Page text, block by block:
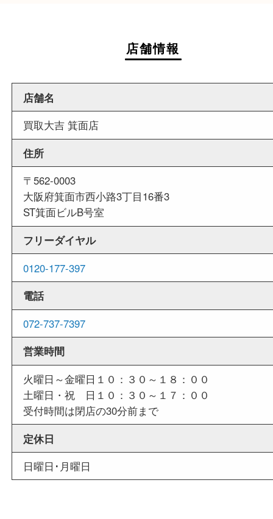
当店は週末も営業しております。平日にはご来店
いお客様にもご利用しやすい買取専門店です。
外出ＯＫ
せていただくことも可能です。
店舗情報
店舗名